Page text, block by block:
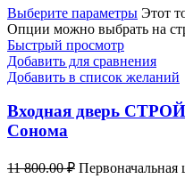
Выберите параметры Этот
Опции можно выбрать на
Быстрый просмотр
Добавить для сравнения
Добавить в список желаний
Входная дверь
Сонома
11 800.00₽ Первоначальная